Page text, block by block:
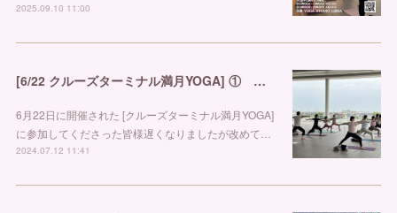
2025.09.10 11:00
[6/22 クルーズターミナル満月YOGA] ① 金沢市ヨガスタジオ リブラ
6月22日に開催された [クルーズターミナル満月YOGA]
に参加してくださった皆様遅くなりましたが改めて…
2024.07.12 11:41